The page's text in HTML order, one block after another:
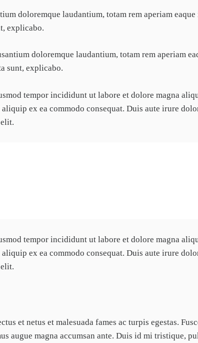
doloremque laudantium, totam rem aperiam eaque
explicabo.
doloremque laudantium, totam rem aperiam
sunt, explicabo.
tempor incididunt ut labore et dolore magna
ex ea commodo consequat. Duis aute irure
tempor incididunt ut labore et dolore magna
ex ea commodo consequat. Duis aute irure
et netus et malesuada fames ac turpis egestas.
augue magna accumsan ante. Duis id mi tristique,